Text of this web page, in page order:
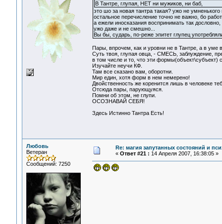
В Тантре, глупая, НЕТ ни мужиков, ни баб,
это шо за новая тантра такая? ужо не
остальное перечисление точно не важно, бо
а ежели иносказания воспринимать так
ужо даже и не смешно...
Вы бы, сударь, по-реже эпитет глупец
Пары, впрочем, как и уровни не в Тантре, а в уме
Суть твоя, глупая овца, - СМЕСЬ, заблуждение,
в том числе и то, что эти формы(объект\субъект)
Изучайте неучи КФ.
Там все сказано вам, оборотни.
Мир един, хотя форм в нем немерено!
Двойственность же коренится лишь в человеке
Отсюда пары, парующуяся.
Помни об этом, не глупи.
ОСОЗНАВАЙ СЕБЯ!
Здесь Истинно Тантра Есть!
Любовь
Ветеран
Сообщений: 7250
Re: магия запутанных состояний и
« Ответ #21 : 14 Апреля 2007, 16:38:05 »